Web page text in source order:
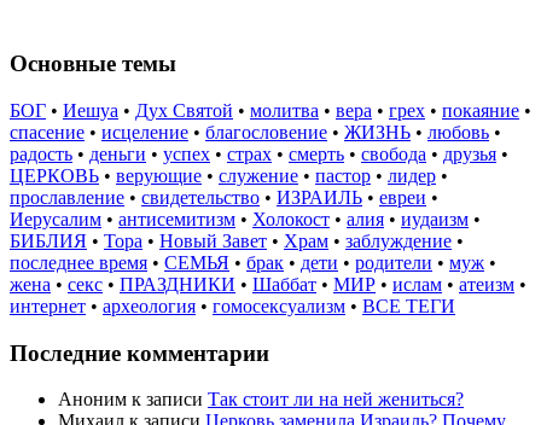
Основные темы
БОГ • Иешуа • Дух Святой • молитва • вера • грех • покаяние •
спасение • исцеление • благословение • ЖИЗНЬ • любовь •
радость • деньги • успех • страх • смерть • свобода • друзья •
ЦЕРКОВЬ • верующие • служение • пастор • лидер •
прославление • свидетельство • ИЗРАИЛЬ • евреи •
Иерусалим • антисемитизм • Холокост • алия • иудаизм •
БИБЛИЯ • Тора • Новый Завет • Храм • заблуждение •
последнее время • СЕМЬЯ • брак • дети • родители • муж •
жена • секс • ПРАЗДНИКИ • Шаббат • МИР • ислам • атеизм •
интернет • археология • гомосексуализм • ВСЕ ТЕГИ
Последние комментарии
Аноним к записи Так стоит ли на ней жениться?